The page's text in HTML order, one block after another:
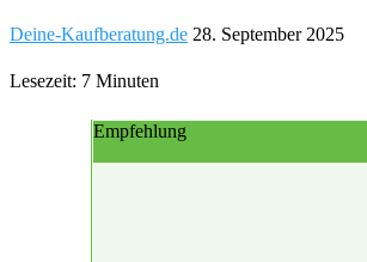
Deine-Kaufberatung.de 28. September 2025
Lesezeit: 7 Minuten
Empfehlung